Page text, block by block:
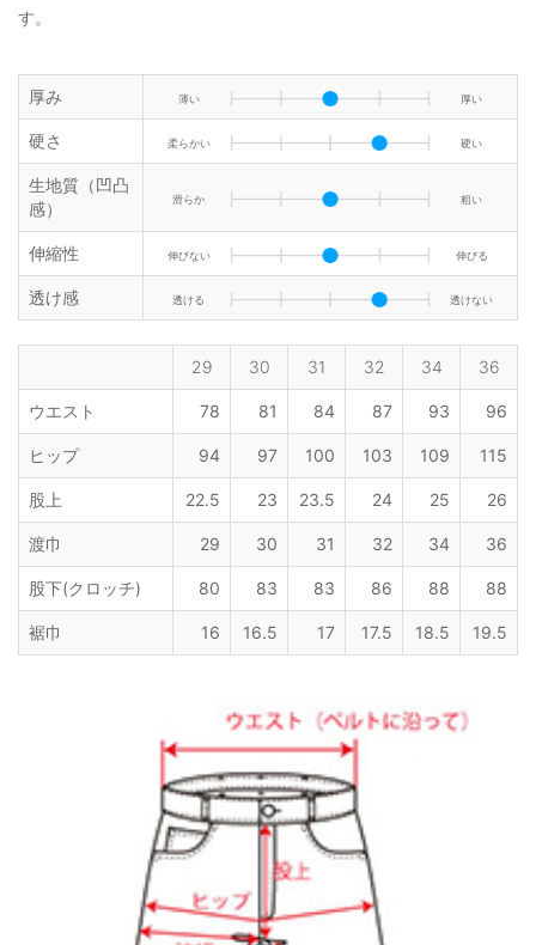
す。
厚み 薄い 厚い
硬さ 柔らかい 硬い
生地質（凹凸
感）
滑らか 粗い
伸縮性 伸びない 伸びる
透け感 透ける 透けない
29 30 31 32 34 36
ウエスト 78 81 84 87 93 96
ヒップ 94 97 100 103 109 115
股上 22.5 23 23.5 24 25 26
渡巾 29 30 31 32 34 36
股下(クロッチ) 80 83 83 86 88 88
裾巾 16 16.5 17 17.5 18.5 19.5